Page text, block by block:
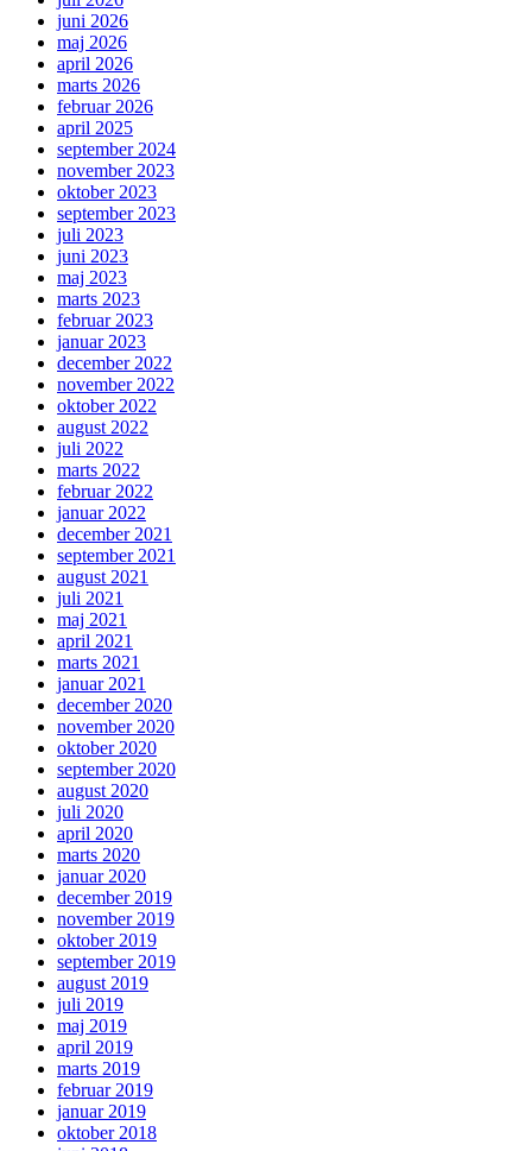
juni 2026
maj 2026
april 2026
marts 2026
februar 2026
april 2025
september 2024
november 2023
oktober 2023
september 2023
juli 2023
juni 2023
maj 2023
marts 2023
februar 2023
januar 2023
december 2022
november 2022
oktober 2022
august 2022
juli 2022
marts 2022
februar 2022
januar 2022
december 2021
september 2021
august 2021
juli 2021
maj 2021
april 2021
marts 2021
januar 2021
december 2020
november 2020
oktober 2020
september 2020
august 2020
juli 2020
april 2020
marts 2020
januar 2020
december 2019
november 2019
oktober 2019
september 2019
august 2019
juli 2019
maj 2019
april 2019
marts 2019
februar 2019
januar 2019
oktober 2018